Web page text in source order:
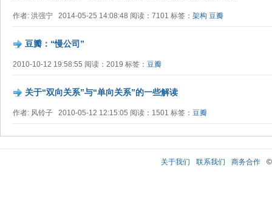
作者: 洪强宁 2014-05-25 14:08:48 阅读：7101 标签： 架构 豆瓣
豆瓣：“慢公司”
2010-10-12 19:58:55 阅读：2019 标签： 豆瓣
关于“双向关系”与“单向关系”的一些解读
作者: 风铃子 2010-05-12 12:15:05 阅读：1501 标签： 豆瓣
关于我们 联系我们 商务合作